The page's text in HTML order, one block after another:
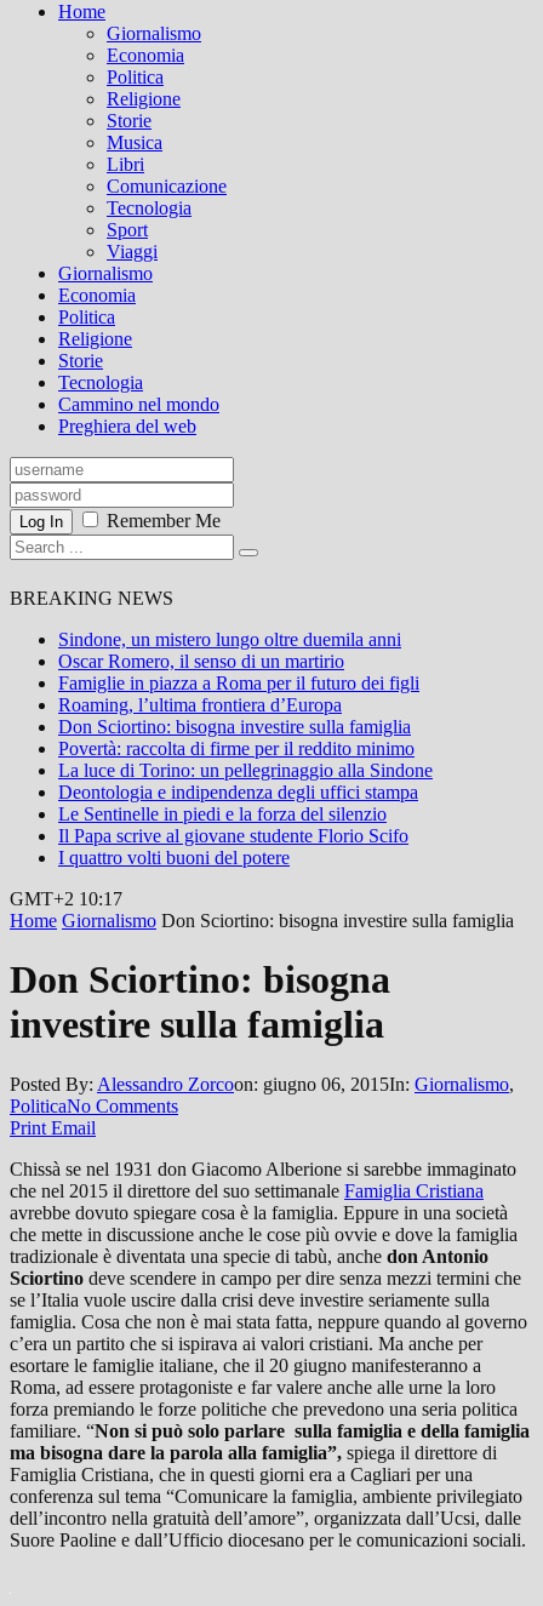
Home
Giornalismo
Economia
Politica
Religione
Storie
Musica
Libri
Comunicazione
Tecnologia
Sport
Viaggi
Giornalismo
Economia
Politica
Religione
Storie
Tecnologia
Cammino nel mondo
Preghiera del web
Log In Remember Me
BREAKING NEWS
Sindone, un mistero lungo oltre duemila anni
Oscar Romero, il senso di un martirio
Famiglie in piazza a Roma per il futuro dei figli
Roaming, l’ultima frontiera d’Europa
Don Sciortino: bisogna investire sulla famiglia
Povertà: raccolta di firme per il reddito minimo
La luce di Torino: un pellegrinaggio alla Sindone
Deontologia e indipendenza degli uffici stampa
Le Sentinelle in piedi e la forza del silenzio
Il Papa scrive al giovane studente Florio Scifo
I quattro volti buoni del potere
GMT+2 10:17
Home Giornalismo Don Sciortino: bisogna investire sulla famiglia
Don Sciortino: bisogna
investire sulla famiglia
Posted By: Alessandro Zorcoon: giugno 06, 2015In: Giornalismo,
PoliticaNo Comments
Print Email
Chissà se nel 1931 don Giacomo Alberione si sarebbe immaginato
che nel 2015 il direttore del suo settimanale Famiglia Cristiana
avrebbe dovuto spiegare cosa è la famiglia. Eppure in una società
che mette in discussione anche le cose più ovvie e dove la famiglia
tradizionale è diventata una specie di tabù, anche don Antonio
Sciortino deve scendere in campo per dire senza mezzi termini che
se l’Italia vuole uscire dalla crisi deve investire seriamente sulla
famiglia. Cosa che non è mai stata fatta, neppure quando al governo
c’era un partito che si ispirava ai valori cristiani. Ma anche per
esortare le famiglie italiane, che il 20 giugno manifesteranno a
Roma, ad essere protagoniste e far valere anche alle urne la loro
forza premiando le forze politiche che prevedono una seria politica
familiare. “Non si può solo parlare sulla famiglia e della famiglia
ma bisogna dare la parola alla famiglia”, spiega il direttore di
Famiglia Cristiana, che in questi giorni era a Cagliari per una
conferenza sul tema “Comunicare la famiglia, ambiente privilegiato
dell’incontro nella gratuità dell’amore”, organizzata dall’Ucsi, dalle
Suore Paoline e dall’Ufficio diocesano per le comunicazioni sociali.